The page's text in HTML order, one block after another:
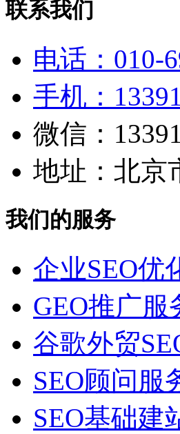
联系我们
电话：010-
手机：
微信：
地址：北京
我们的服务
企业SEO优
GEO推广服
谷歌外贸
SEO顾问服
SEO基础建